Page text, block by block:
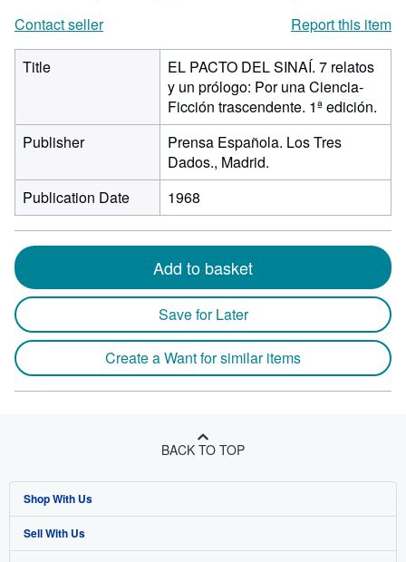
Contact seller
Report this item
Title
EL PACTO DEL SINAÍ. 7 relatos
y un prólogo: Por una Ciencia-
Ficción trascendente. 1ª edición.
Publisher
Prensa Española. Los Tres
Dados., Madrid.
Publication Date
1968
Add to basket
Save for Later
Create a Want for similar items
BACK TO TOP
Shop With Us
Advanced Search
Sell With Us